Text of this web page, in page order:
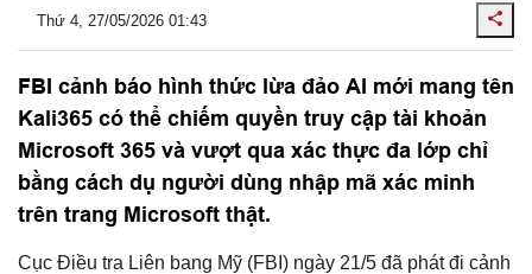
Thứ 4, 27/05/2026 01:43
FBI cảnh báo hình thức lừa đảo AI mới mang tên
Kali365 có thể chiếm quyền truy cập tài khoản
Microsoft 365 và vượt qua xác thực đa lớp chỉ
bằng cách dụ người dùng nhập mã xác minh
trên trang Microsoft thật.
Cục Điều tra Liên bang Mỹ (FBI) ngày 21/5 đã phát đi cảnh